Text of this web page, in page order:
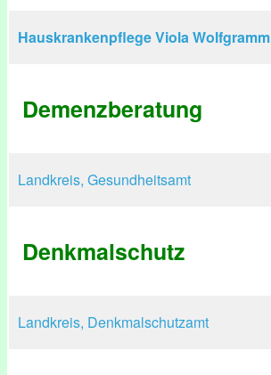
Hauskrankenpflege Viola Wolfgramm
Demenzberatung
Landkreis, Gesundheitsamt
Denkmalschutz
Landkreis, Denkmalschutzamt